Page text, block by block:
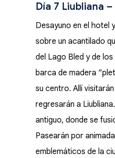
Día 7 Liubliana
Desayuno en el hotel
sobre un acantilado
del Lago Bled y de
barca de madera
su centro. Allí
regresarán a
antiguo, donde se
Pasearán por
emblemáticos de la